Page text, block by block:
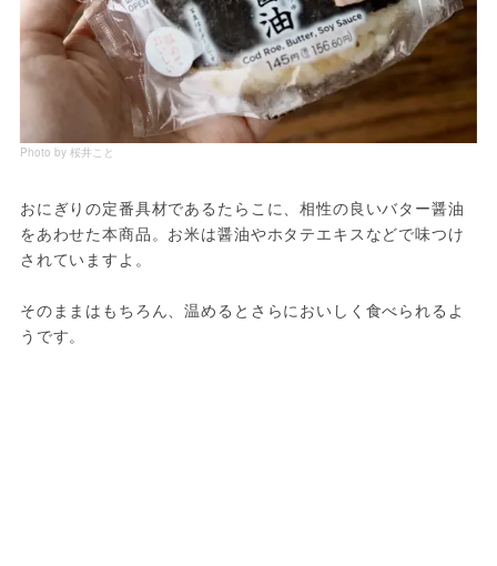
Photo by 桜井こと
おにぎりの定番具材であるたらこに、相性の良いバター醤油
をあわせた本商品。お米は醤油やホタテエキスなどで味つけ
されていますよ。
そのままはもちろん、温めるとさらにおいしく食べられるよ
うです。